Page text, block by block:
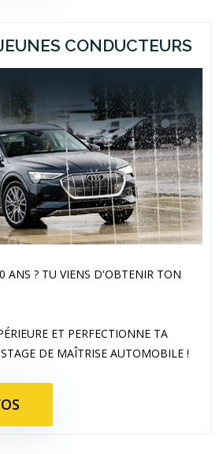
CONDUCTEURS
ANS ? TU VIENS D'OBTENIR TON
ET PERFECTIONNE TA
DE MAÎTRISE AUTOMOBILE !